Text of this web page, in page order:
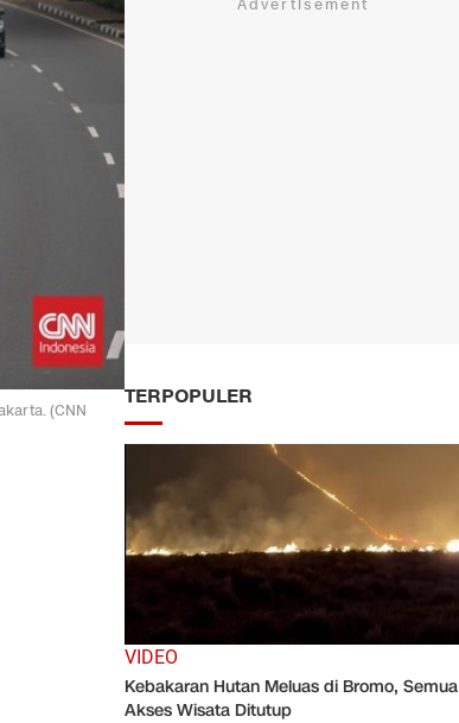
(CNN
TERPOPULER
VIDEO
Kebakaran Hutan Meluas di Bromo, Semua
Akses Wisata Ditutup